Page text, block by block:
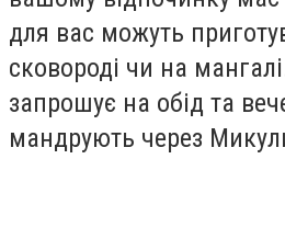
для вас можуть
сковороді чи на
запрошує на обід та
мандрують через